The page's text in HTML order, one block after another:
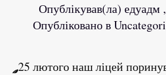
Опублікував(ла) едуадм ,
Опубліковано в
25 лютого наш ліцей